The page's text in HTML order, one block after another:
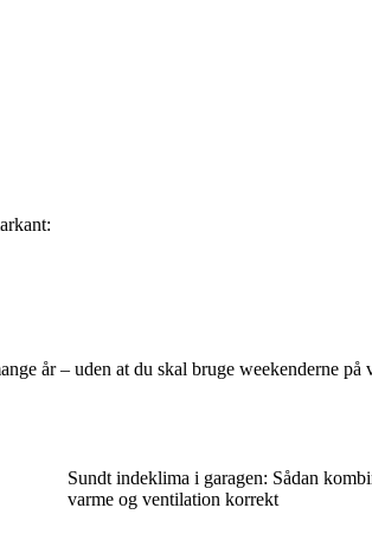
år – uden at du skal bruge weekenderne på
Sundt indeklima i garagen: Sådan
varme og ventilation korrekt